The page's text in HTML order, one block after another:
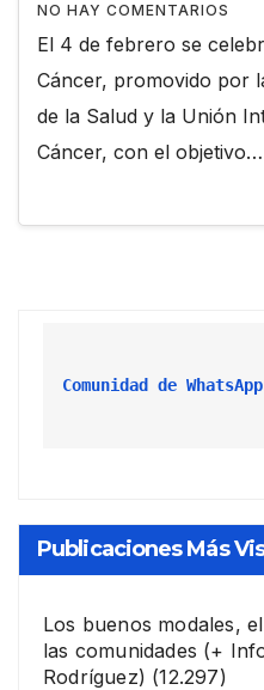
NO HAY COMENTARIOS
El 4 de febrero se
Cáncer, promovido por
de la Salud y la Unión
Cáncer, con el objetivo…
Comunidad de WhatsApp
Publicaciones Más
Los buenos modales,
las comunidades (+
Rodríguez) (12.297)